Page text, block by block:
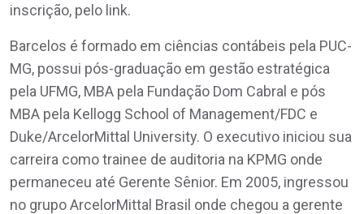
inscrição, pelo link.
Barcelos é formado em ciências contábeis pela PUC-
MG, possui pós-graduação em gestão estratégica
pela UFMG, MBA pela Fundação Dom Cabral e pós
MBA pela Kellogg School of Management/FDC e
Duke/ArcelorMittal University. O executivo iniciou sua
carreira como trainee de auditoria na KPMG onde
permaneceu até Gerente Sênior. Em 2005, ingressou
no grupo ArcelorMittal Brasil onde chegou a gerente